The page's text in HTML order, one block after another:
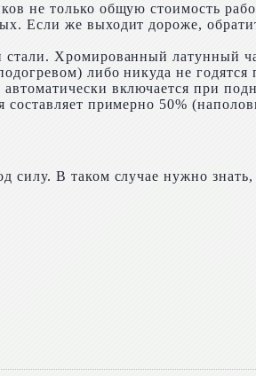
не только общую стоимость
Если же выходит дороже,
Хромированный латунный
либо никуда не годятся
включается при
примерно 50%
В таком случае нужно